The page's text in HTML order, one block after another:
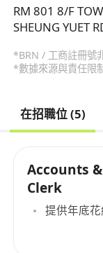
RM 801 8/F
SHEUNG YUET
*BRN / 工商註冊號
*數據來源與責任限
在招職位 (5)
Accounts
Clerk
提供年底